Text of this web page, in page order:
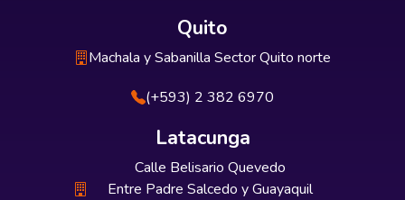
Quito
Machala y Sabanilla Sector Quito norte
(+593) 2 382 6970
Latacunga
Calle Belisario Quevedo
Entre Padre Salcedo y Guayaquil